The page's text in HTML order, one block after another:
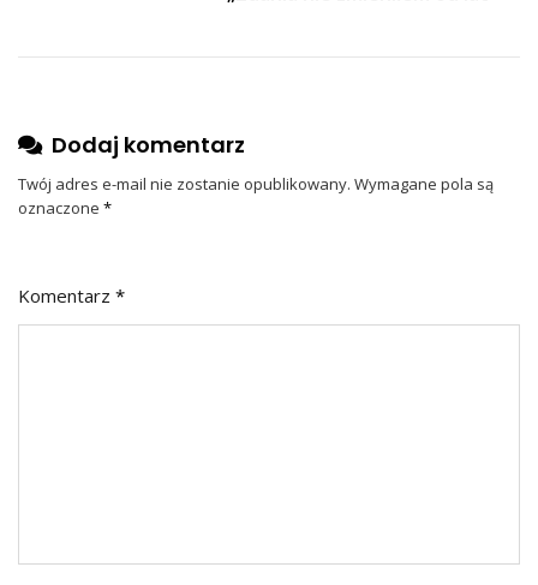
Dodaj komentarz
Twój adres e-mail nie zostanie opublikowany. Wymagane pola są
oznaczone *
Komentarz *